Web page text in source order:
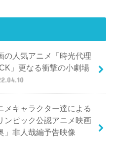
の人気アニメ「時光代理
」更なる衝撃の小劇場
メキャラクター達による
ンピック公認アニメ映画
」非人哉編予告映像